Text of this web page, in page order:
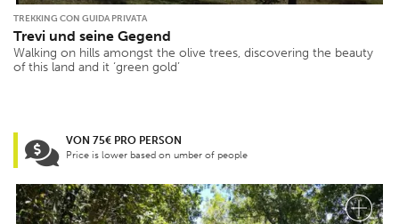
TREKKING CON GUIDA PRIVATA
Trevi und seine Gegend
Walking on hills amongst the olive trees, discovering the beauty
of this land and it ‘green gold’
VON 75€ PRO PERSON
Price is lower based on umber of people